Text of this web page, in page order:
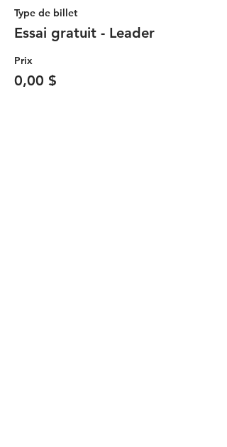
Type de billet
Essai gratuit - Leader
Prix
0,00 $